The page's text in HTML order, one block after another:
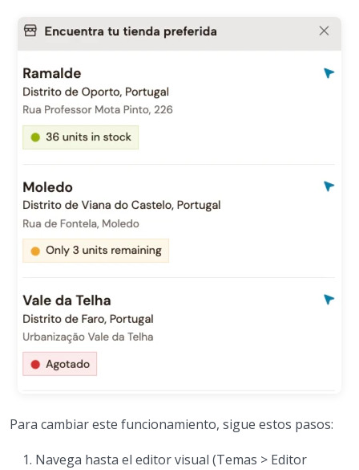
Para cambiar este funcionamiento, sigue estos pasos:
Navega hasta el editor visual (Temas > Editor